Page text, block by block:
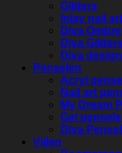
Glitters
Inlay nail art
Diva
Diva
Diva
Penselen
Acryl
Nail art
My Dream
Gel
Diva
Vijlen